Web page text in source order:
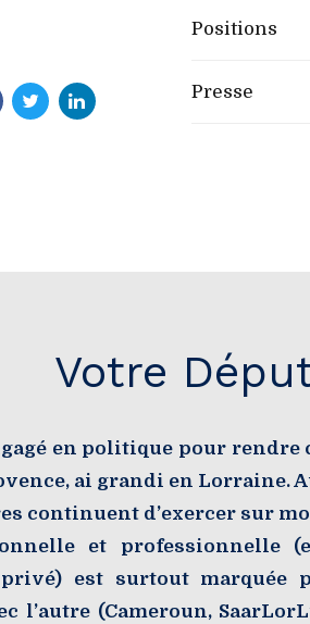
Positions
Presse
Votre
en politique pour rendre
ai grandi en Lorraine.
continuent d’exercer sur
et professionnelle
est surtout marquée
l’autre (Cameroun,